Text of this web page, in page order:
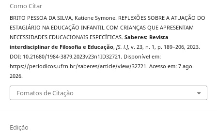
Como Citar
BRITO PESSOA DA SILVA, Katiene Symone. REFLEXÕES SOBRE A ATUAÇÃO DO
ESTAGIÁRIO NA EDUCAÇÃO INFANTIL COM CRIANÇAS QUE APRESENTAM
NECESSIDADES EDUCACIONAIS ESPECÍFICAS. Saberes: Revista
interdisciplinar de Filosofia e Educação, [S. l.], v. 23, n. 1, p. 189–206, 2023.
DOI: 10.21680/1984-3879.2023v23n1ID32721. Disponível em:
https://periodicos.ufrn.br/saberes/article/view/32721. Acesso em: 7 ago.
2026.
Fomatos de Citação
Edição